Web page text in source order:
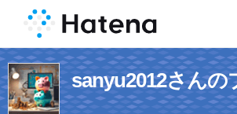
sanyu2012さんの